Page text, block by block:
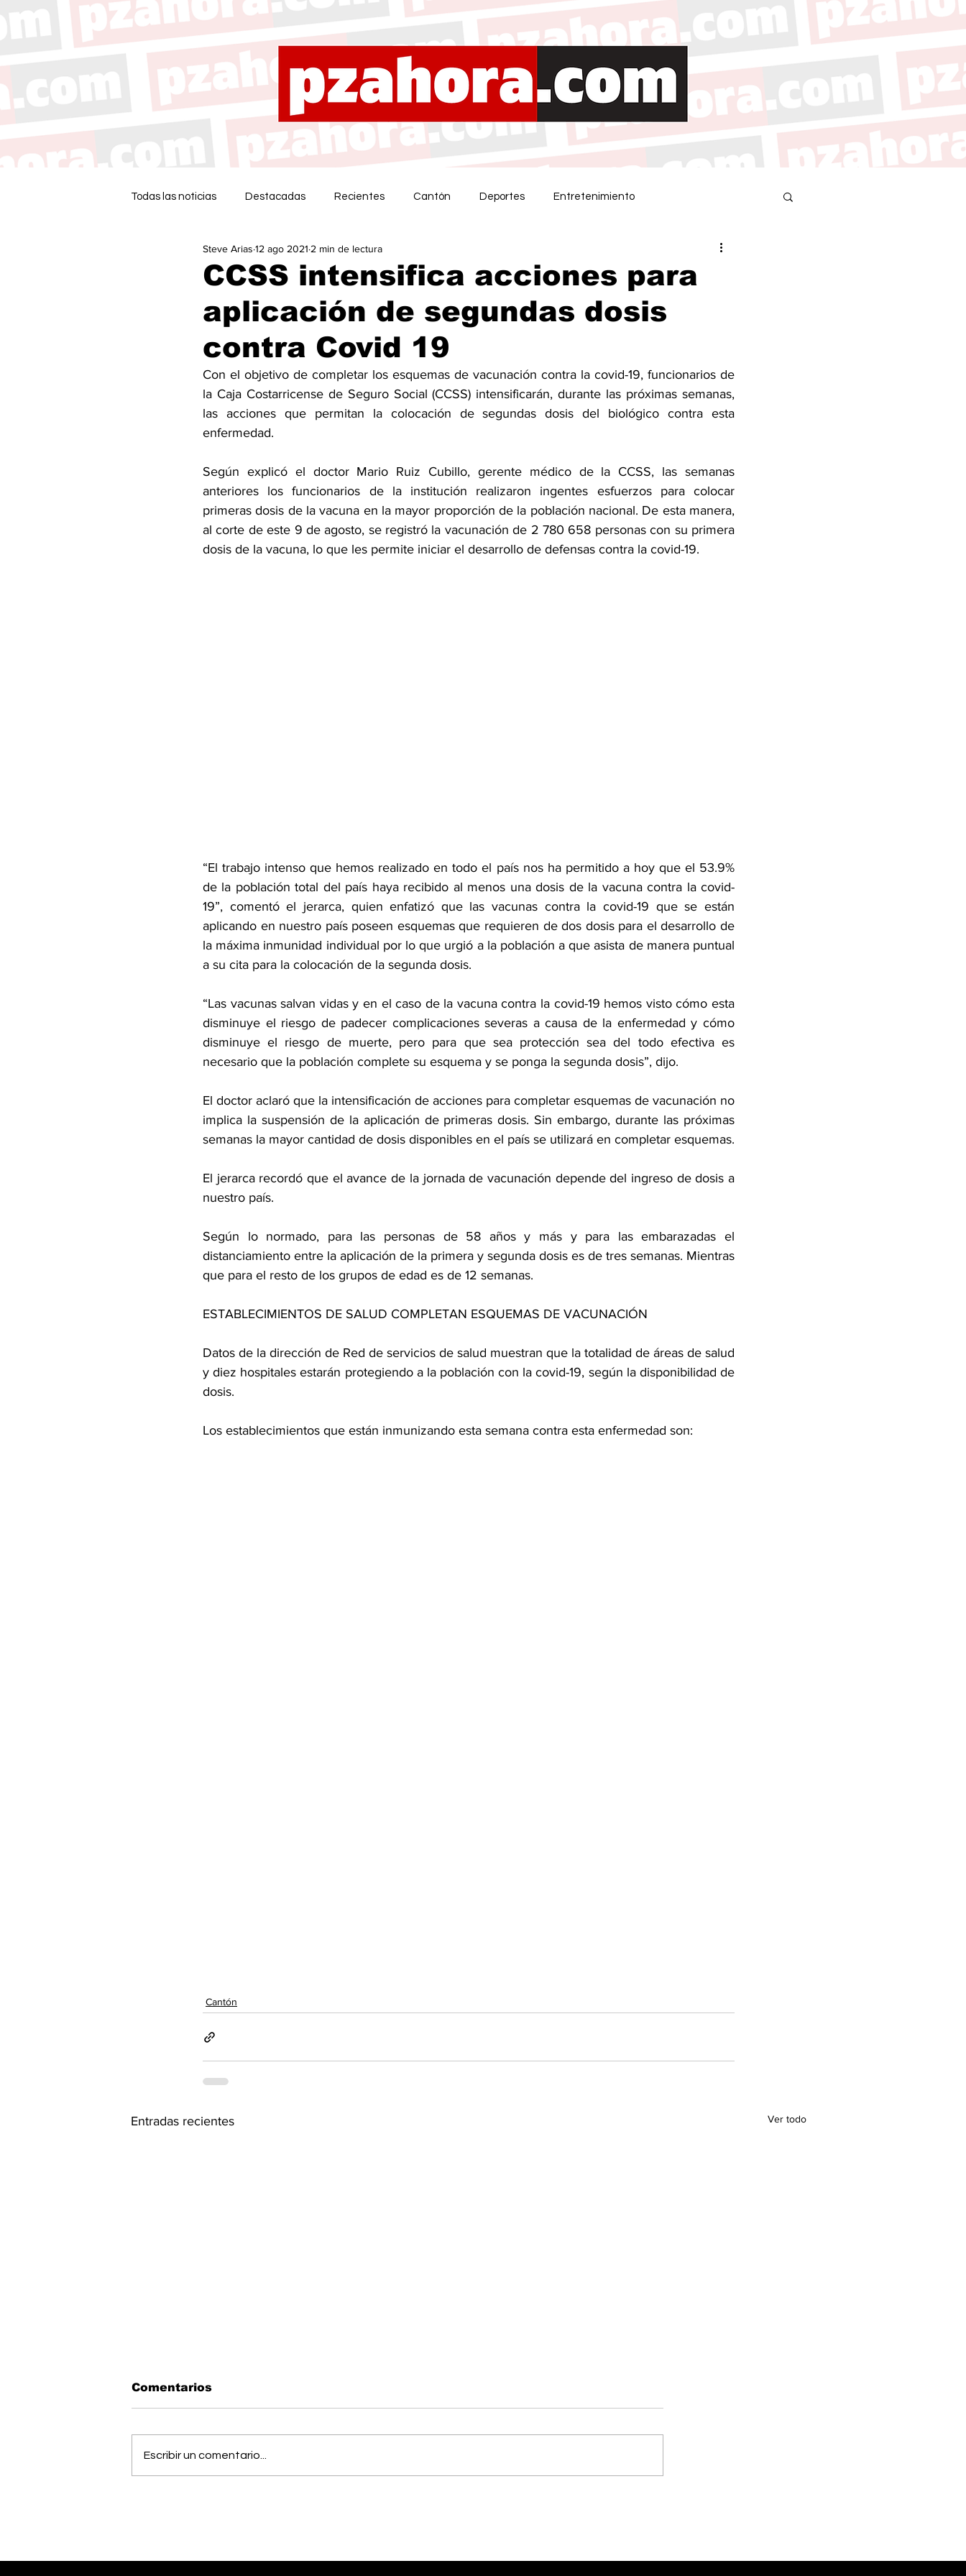
Todas las noticias Destacadas Recientes Cantón Deportes Entretenimiento
CCSS intensifica acciones para
aplicación de segundas dosis
contra Covid 19
Steve Arias 12 ago 2021 2 min de lectura
Con el objetivo de completar los esquemas de vacunación contra la covid-19, funcionarios de
la Caja Costarricense de Seguro Social (CCSS) intensificarán, durante las próximas semanas,
las acciones que permitan la colocación de segundas dosis del biológico contra esta
enfermedad.
Según explicó el doctor Mario Ruiz Cubillo, gerente médico de la CCSS, las semanas
anteriores los funcionarios de la institución realizaron ingentes esfuerzos para colocar
primeras dosis de la vacuna en la mayor proporción de la población nacional. De esta manera,
al corte de este 9 de agosto, se registró la vacunación de 2 780 658 personas con su primera
dosis de la vacuna, lo que les permite iniciar el desarrollo de defensas contra la covid-19.
“El trabajo intenso que hemos realizado en todo el país nos ha permitido a hoy que el 53.9%
de la población total del país haya recibido al menos una dosis de la vacuna contra la covid-
19”, comentó el jerarca, quien enfatizó que las vacunas contra la covid-19 que se están
aplicando en nuestro país poseen esquemas que requieren de dos dosis para el desarrollo de
la máxima inmunidad individual por lo que urgió a la población a que asista de manera puntual
a su cita para la colocación de la segunda dosis.
“Las vacunas salvan vidas y en el caso de la vacuna contra la covid-19 hemos visto cómo esta
disminuye el riesgo de padecer complicaciones severas a causa de la enfermedad y cómo
disminuye el riesgo de muerte, pero para que sea protección sea del todo efectiva es
necesario que la población complete su esquema y se ponga la segunda dosis”, dijo.
El doctor aclaró que la intensificación de acciones para completar esquemas de vacunación no
implica la suspensión de la aplicación de primeras dosis. Sin embargo, durante las próximas
semanas la mayor cantidad de dosis disponibles en el país se utilizará en completar esquemas.
El jerarca recordó que el avance de la jornada de vacunación depende del ingreso de dosis a
nuestro país.
Según lo normado, para las personas de 58 años y más y para las embarazadas el
distanciamiento entre la aplicación de la primera y segunda dosis es de tres semanas. Mientras
que para el resto de los grupos de edad es de 12 semanas.
ESTABLECIMIENTOS DE SALUD COMPLETAN ESQUEMAS DE VACUNACIÓN
Datos de la dirección de Red de servicios de salud muestran que la totalidad de áreas de salud
y diez hospitales estarán protegiendo a la población con la covid-19, según la disponibilidad de
dosis.
Los establecimientos que están inmunizando esta semana contra esta enfermedad son:
Cantón
Entradas recientes Ver todo
Comentarios
Escribir un comentario...